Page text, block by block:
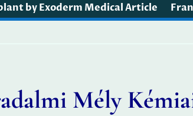
by Exoderm Medical Article
Mély